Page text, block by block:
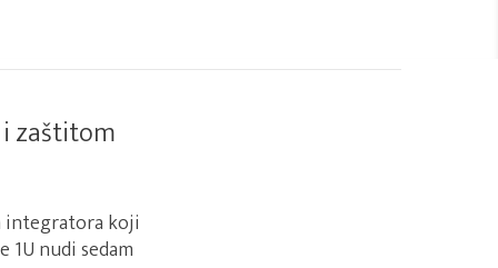
zaštitom
integratora koji
nudi sedam